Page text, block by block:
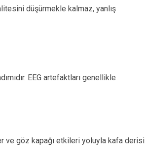
düşürmekle kalmaz, yanlış
EEG artefaktları genellikle
ve göz kapağı etkileri yoluyla kafa derisi